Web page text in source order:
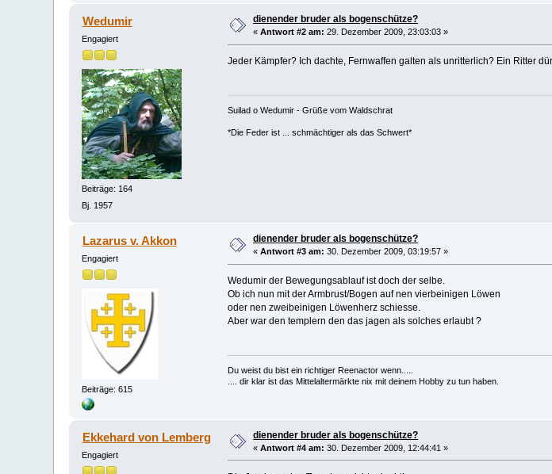
Wedumir
Engagiert
Beiträge: 164
Bj. 1957
dienender bruder als bogenschütze?
«Antwort #2 am: 29. Dezember 2009, 23:03:03 »
Jeder Kämpfer? Ich dachte, Fernwaffen galten als unritterlich? Ein Ritter
Suilad o Wedumir - Grüße vom Waldschrat
*Die Feder ist ... schmächtiger als das Schwert*
Lazarus v. Akkon
Engagiert
Beiträge: 615
dienender bruder als bogenschütze?
«Antwort #3 am: 30. Dezember 2009, 03:19:57 »
Wedumir der Bewegungsablauf ist doch der selbe.
Ob ich nun mit der Armbrust/Bogen auf nen vierbeinigen Löwen
oder nen zweibeinigen Löwenherz schiesse.
Aber war den templern den das jagen als solches erlaubt ?
Du weist du bist ein richtiger Reenactor wenn.....
.... dir klar ist das Mittelaltermärkte nix mit deinem Hobby zu tun haben.
Ekkehard von Lemberg
Engagiert
dienender bruder als bogenschütze?
«Antwort #4 am: 30. Dezember 2009, 12:44:41 »